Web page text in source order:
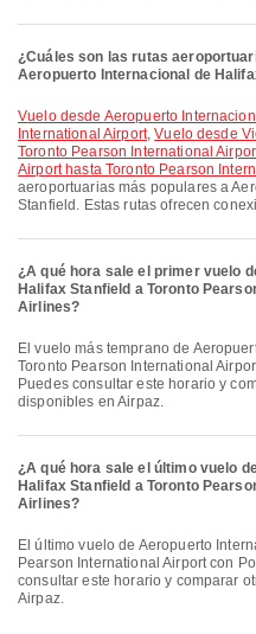
¿Cuáles son las rutas
Aeropuerto Internacional de
Vuelo desde Aeropuerto Internacional de Edmonton hasta Toronto Pearson
International Airport,Vuelo desde
Toronto Pearson International
Airport hasta Toronto Pearson
aeroportuarias más populares a
Stanfield. Estas rutas ofrecen
¿A qué hora sale el primer vuelo
Halifax Stanfield a Toronto
Airlines?
El vuelo más temprano de Aeropuerto Internacional de Halifax Stanfield a
Toronto Pearson International
Puedes consultar este horario y
disponibles en Airpaz.
¿A qué hora sale el último vuelo
Halifax Stanfield a Toronto
Airlines?
El último vuelo de Aeropuerto Internacional de Halifax Stanfield a Toronto
Pearson International Airport con
consultar este horario y comparar
Airpaz.